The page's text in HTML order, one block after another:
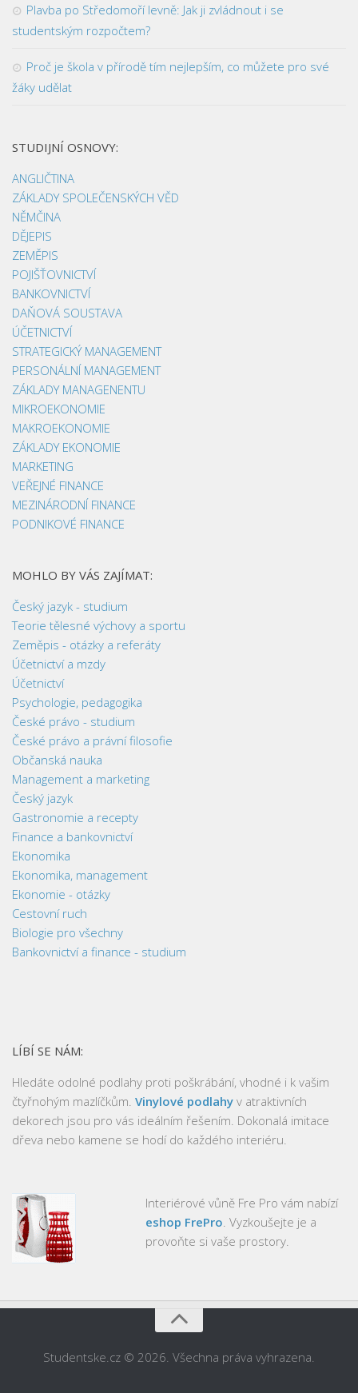
Plavba po Středomoří levně: Jak ji zvládnout i se
studentským rozpočtem?
Proč je škola v přírodě tím nejlepším, co můžete pro své
žáky udělat
STUDIJNÍ OSNOVY:
ANGLIČTINA
ZÁKLADY SPOLEČENSKÝCH VĚD
NĚMČINA
DĚJEPIS
ZEMĚPIS
POJIŠŤOVNICTVÍ
BANKOVNICTVÍ
DAŇOVÁ SOUSTAVA
ÚČETNICTVÍ
STRATEGICKÝ MANAGEMENT
PERSONÁLNÍ MANAGEMENT
ZÁKLADY MANAGENENTU
MIKROEKONOMIE
MAKROEKONOMIE
ZÁKLADY EKONOMIE
MARKETING
VEŘEJNÉ FINANCE
MEZINÁRODNÍ FINANCE
PODNIKOVÉ FINANCE
MOHLO BY VÁS ZAJÍMAT:
Český jazyk - studium
Teorie tělesné výchovy a sportu
Zeměpis - otázky a referáty
Účetnictví a mzdy
Účetnictví
Psychologie, pedagogika
České právo - studium
České právo a právní filosofie
Občanská nauka
Management a marketing
Český jazyk
Gastronomie a recepty
Finance a bankovnictví
Ekonomika
Ekonomika, management
Ekonomie - otázky
Cestovní ruch
Biologie pro všechny
Bankovnictví a finance - studium
LÍBÍ SE NÁM:
Hledáte odolné podlahy proti poškrábání, vhodné i k vašim
čtyřnohým mazlíčkům. Vinylové podlahy v atraktivních
dekorech jsou pro vás ideálním řešením. Dokonalá imitace
dřeva nebo kamene se hodí do každého interiéru.
Interiérové vůně Fre Pro vám nabízí
eshop FrePro . Vyzkoušejte je a
provoňte si vaše prostory.
Studentske.cz © 2026. Všechna práva vyhrazena.